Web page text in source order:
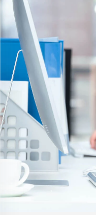
fábricas de telhas de aço
colorido, tanques de
armazenamento de grãos e
tanques de armazenamento
de óleo